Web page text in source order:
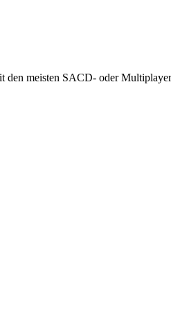
meisten SACD- oder